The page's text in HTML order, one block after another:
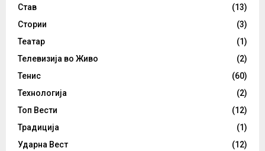
Став
(13)
Стории
(3)
Театар
(1)
Телевизија во Живо
(2)
Тенис
(60)
Технологија
(2)
Топ Вести
(12)
Традиција
(1)
Ударна Вест
(12)